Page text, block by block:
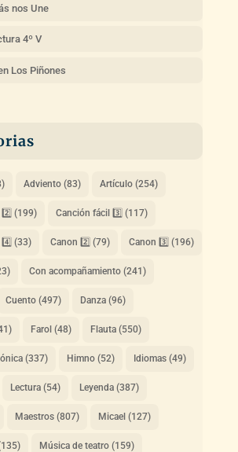
nos Une
4º V
Los Piñones
Adviento(83) Artículo(254)
(199) Canción fácil 3️⃣ (117)
(33) Canon 2️⃣ (79) Canon 3️⃣ (196)
Con acompañamiento(241)
Cuento(497) Danza(96)
Farol (48) Flauta(550)
(337) Himno(52) Idiomas(49)
Lectura(54) Leyenda(387)
Maestros(807) Micael (127)
Música de teatro(159)